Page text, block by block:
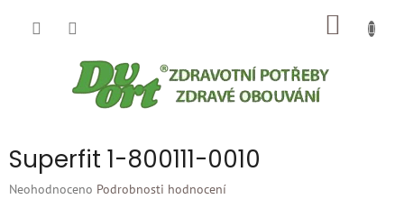
Superfit 1-800111-0010
Průměrné
Neohodnoceno Podrobnosti hodnocení